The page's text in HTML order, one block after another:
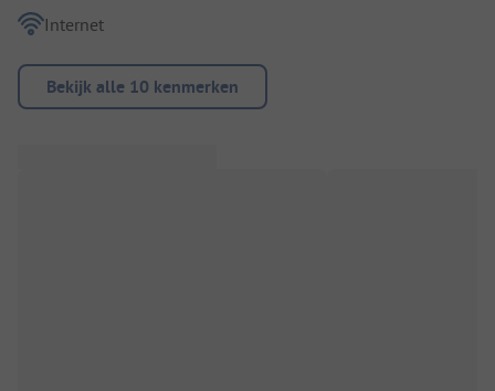
Internet
Bekijk alle 10 kenmerken